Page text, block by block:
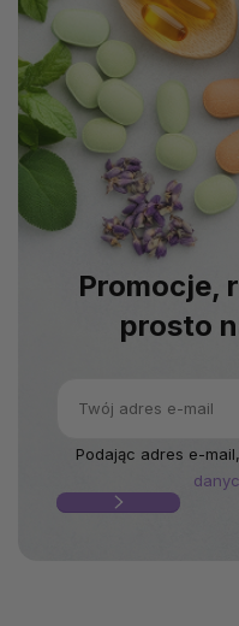
Promocje,
prosto
Podając adres e-